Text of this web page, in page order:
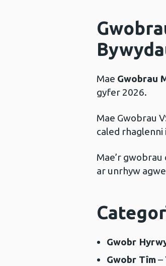
Mae Gwobrau
gyfer 2026.
Mae Gwobrau
caled rhaglenni
Mae’r
ar unrhyw
Gwobr
Gwobr Tîm–